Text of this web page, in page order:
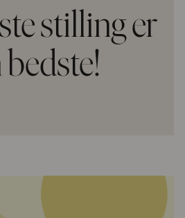
stilling er